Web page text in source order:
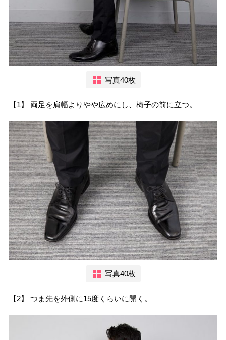
写真40枚
【1】 両足を肩幅よりやや広めにし、椅子の前に立つ。
写真40枚
【2】 つま先を外側に15度くらいに開く。